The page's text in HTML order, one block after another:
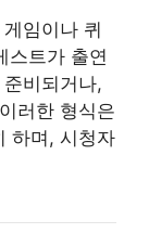
임이나 퀴
스트가 출연
비되거나,
러한 형식은
하며, 시청자